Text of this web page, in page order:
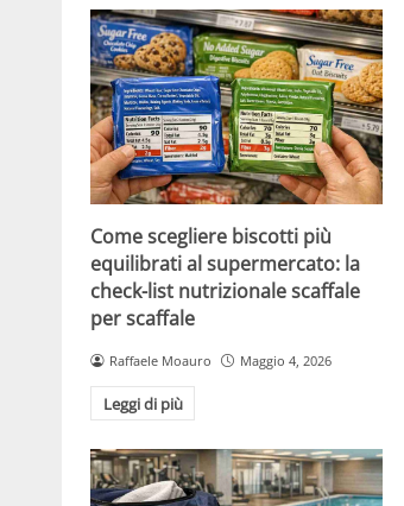
Come scegliere biscotti più
equilibrati al supermercato: la
check-list nutrizionale scaffale
per scaffale
Raffaele Moauro Maggio 4, 2026
Leggi di più